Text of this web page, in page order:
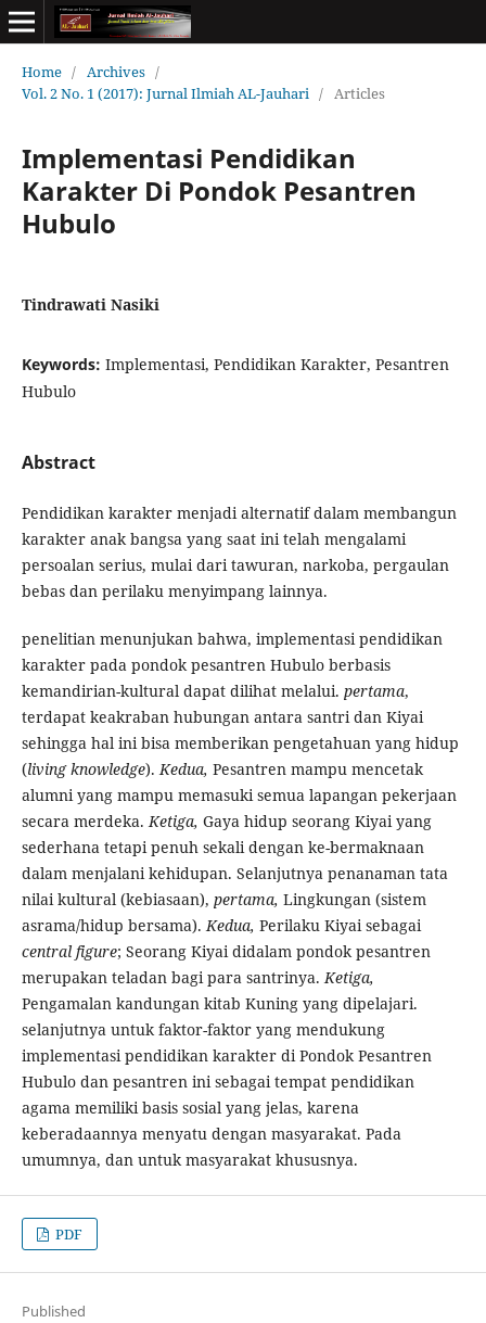
Home / Archives /
Vol. 2 No. 1 (2017): Jurnal Ilmiah AL-Jauhari / Articles
Implementasi Pendidikan
Karakter Di Pondok Pesantren
Hubulo
Tindrawati Nasiki
Keywords: Implementasi, Pendidikan Karakter, Pesantren
Hubulo
Abstract
Pendidikan karakter menjadi alternatif dalam membangun
karakter anak bangsa yang saat ini telah mengalami
persoalan serius, mulai dari tawuran, narkoba, pergaulan
bebas dan perilaku menyimpang lainnya.
penelitian menunjukan bahwa, implementasi pendidikan
karakter pada pondok pesantren Hubulo berbasis
kemandirian-kultural dapat dilihat melalui. pertama,
terdapat keakraban hubungan antara santri dan Kiyai
sehingga hal ini bisa memberikan pengetahuan yang hidup
(living knowledge).Kedua, Pesantren mampu mencetak
alumni yang mampu memasuki semua lapangan pekerjaan
secara merdeka.Ketiga, Gaya hidup seorang Kiyai yang
sederhana tetapi penuh sekali dengan ke-bermaknaan
dalam menjalani kehidupan. Selanjutnya penanaman tata
nilai kultural (kebiasaan), pertama, Lingkungan (sistem
asrama/hidup bersama).Kedua, Perilaku Kiyai sebagai
central figure; Seorang Kiyai didalam pondok pesantren
merupakan teladan bagi para santrinya.Ketiga,
Pengamalan kandungan kitab Kuning yang dipelajari.
selanjutnya untuk faktor-faktor yang mendukung
implementasi pendidikan karakter di Pondok Pesantren
Hubulo dan pesantren ini sebagai tempat pendidikan
agama memiliki basis sosial yang jelas, karena
keberadaannya menyatu dengan masyarakat. Pada
umumnya, dan untuk masyarakat khususnya.
PDF
Published